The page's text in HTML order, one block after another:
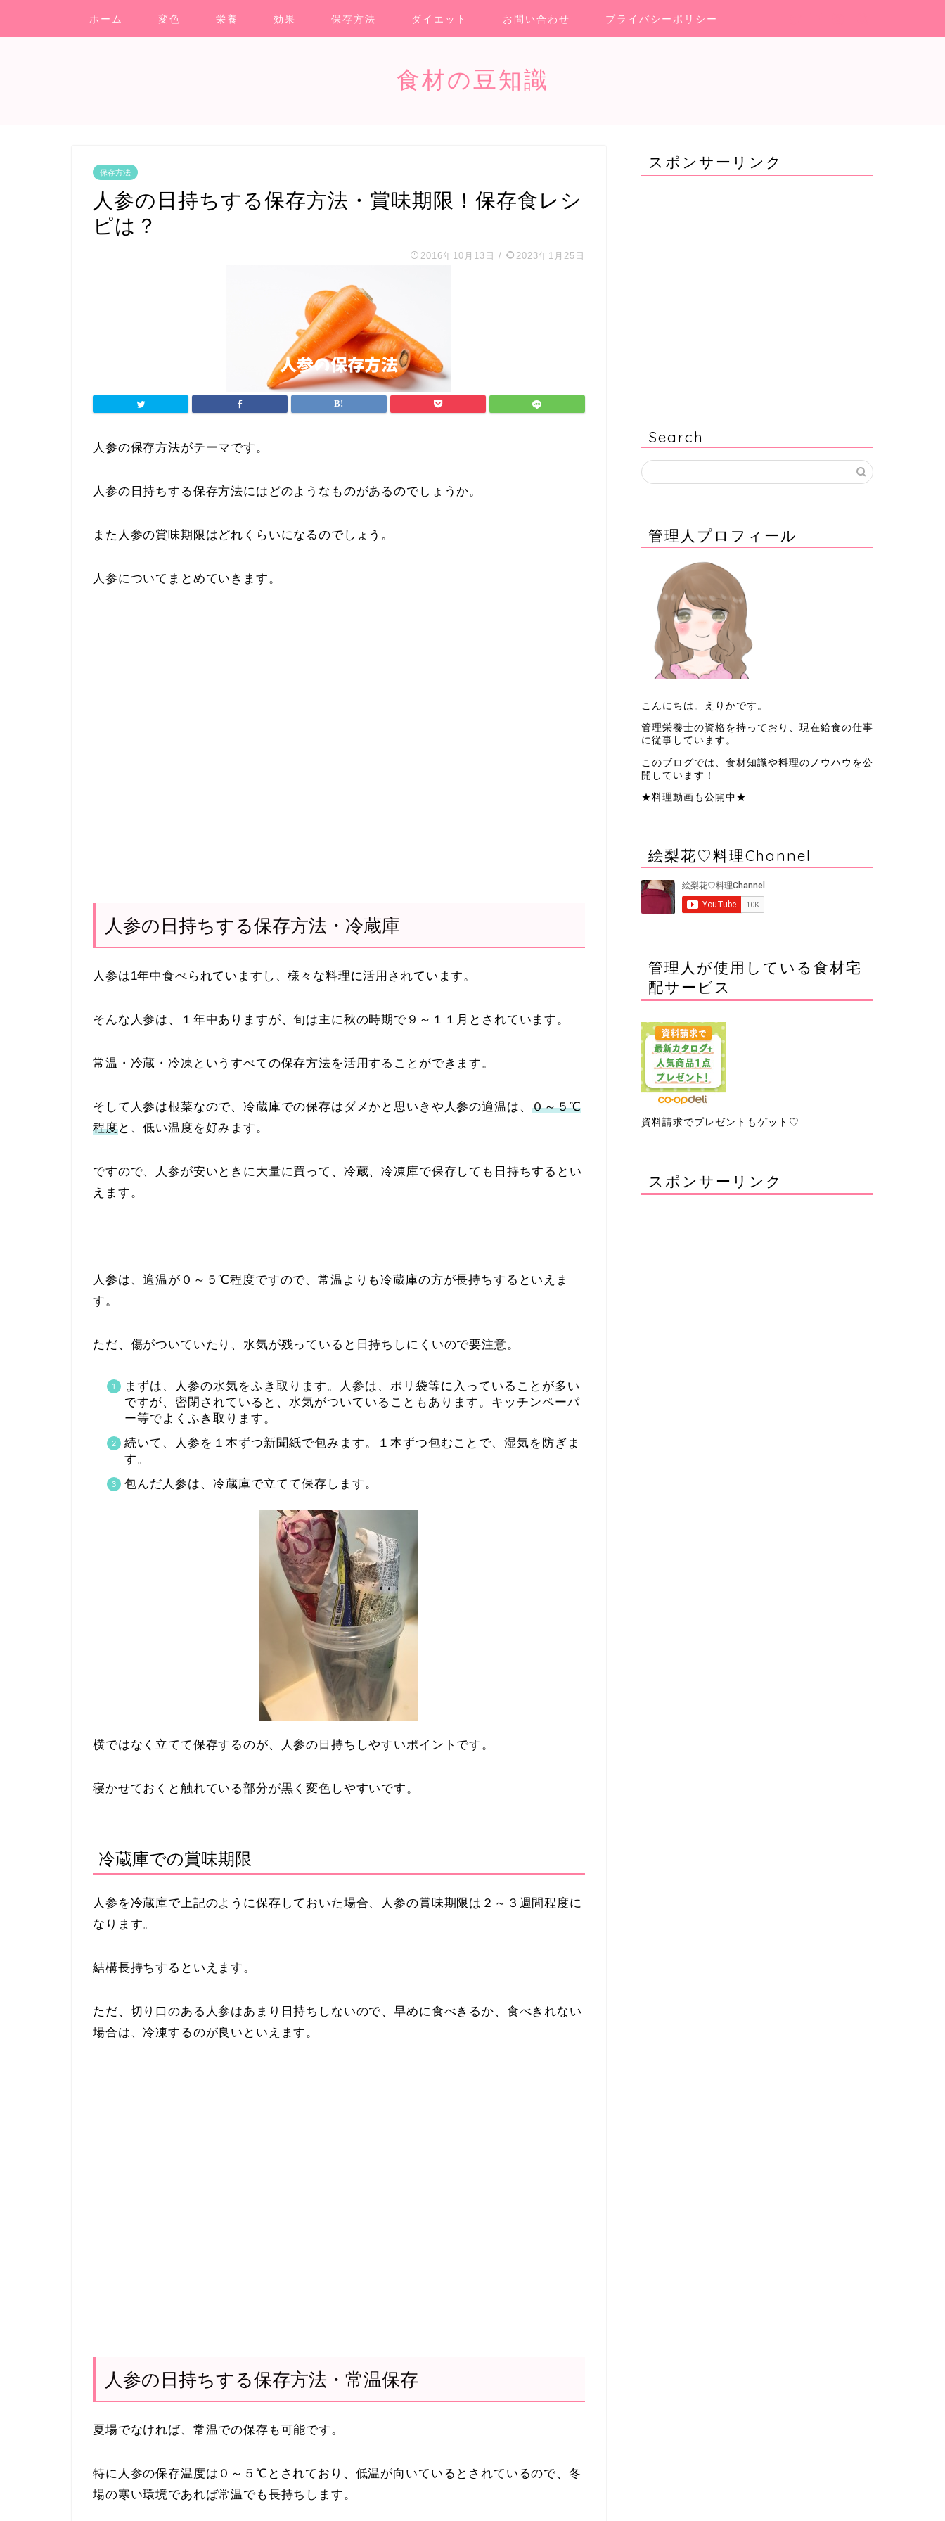
ホーム 変色 栄養 効果 保存方法 ダイエット お問い合わせ プライバシーポリシー
食材の豆知識
保存方法
人参の日持ちする保存方法・賞味期限！保存食レシ
ピは？
2016年10月13日 / 2023年1月25日
人参の保存方法がテーマです。
人参の日持ちする保存方法にはどのようなものがあるのでしょうか。
また人参の賞味期限はどれくらいになるのでしょう。
人参についてまとめていきます。
人参の日持ちする保存方法・冷蔵庫
人参は1年中食べられていますし、様々な料理に活用されています。
そんな人参は、１年中ありますが、旬は主に秋の時期で９～１１月とされています。
常温・冷蔵・冷凍というすべての保存方法を活用することができます。
そして人参は根菜なので、冷蔵庫での保存はダメかと思いきや人参の適温は、０～５℃
程度と、低い温度を好みます。
ですので、人参が安いときに大量に買って、冷蔵、冷凍庫で保存しても日持ちするとい
えます。
人参は、適温が０～５℃程度ですので、常温よりも冷蔵庫の方が長持ちするといえま
す。
ただ、傷がついていたり、水気が残っていると日持ちしにくいので要注意。
まずは、人参の水気をふき取ります。人参は、ポリ袋等に入っていることが多い
ですが、密閉されていると、水気がついていることもあります。キッチンペーパ
ー等でよくふき取ります。
続いて、人参を１本ずつ新聞紙で包みます。１本ずつ包むことで、湿気を防ぎま
す。
包んだ人参は、冷蔵庫で立てて保存します。
横ではなく立てて保存するのが、人参の日持ちしやすいポイントです。
寝かせておくと触れている部分が黒く変色しやすいです。
冷蔵庫での賞味期限
人参を冷蔵庫で上記のように保存しておいた場合、人参の賞味期限は２～３週間程度に
なります。
結構長持ちするといえます。
ただ、切り口のある人参はあまり日持ちしないので、早めに食べきるか、食べきれない
場合は、冷凍するのが良いといえます。
人参の日持ちする保存方法・常温保存
夏場でなければ、常温での保存も可能です。
特に人参の保存温度は０～５℃とされており、低温が向いているとされているので、冬
場の寒い環境であれば常温でも長持ちします。
スポンサーリンク
Search
管理人プロフィール
こんにちは。えりかです。
管理栄養士の資格を持っており、現在給食の仕事
に従事しています。
このブログでは、食材知識や料理のノウハウを公
開しています！
★料理動画も公開中★
絵梨花♡料理Channel
管理人が使用している食材宅
配サービス
資料請求でプレゼントもゲット♡
スポンサーリンク